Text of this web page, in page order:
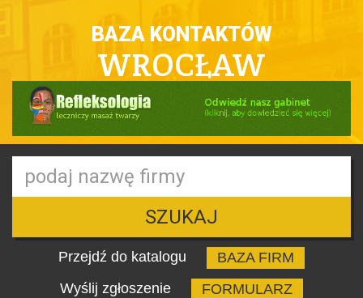
BAZA KONTAKTÓW
WROCŁAW
SZUKAJ
Przejdź do katalogu
BAZA FIRM
Wyślij zgłoszenie
FORMULARZ